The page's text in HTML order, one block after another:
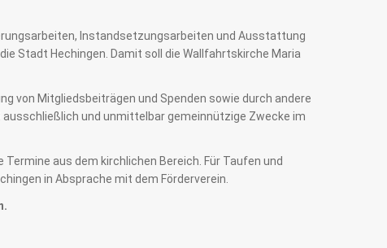
Instandsetzungsarbeiten und Ausstattung
Stadt Hechingen. Damit soll die Wallfahrtskirche Maria
von Mitgliedsbeiträgen und Spenden sowie durch andere
und unmittelbar gemeinnützige Zwecke im
aus dem kirchlichen Bereich. Für Taufen und
in Absprache mit dem Förderverein.